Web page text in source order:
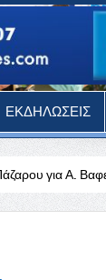
ΕΚΔΗΛΩΣΕΙΣ
Κλειστή